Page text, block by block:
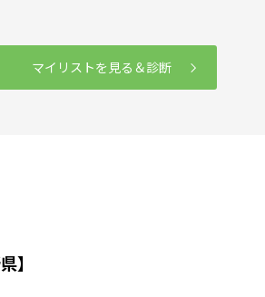
マイリストを見る＆診断
】